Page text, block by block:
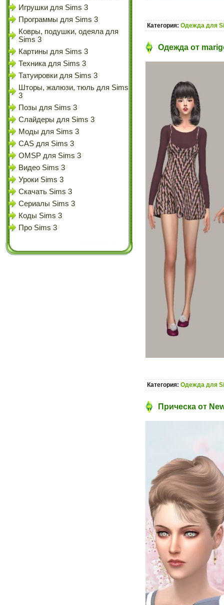
Игрушки для Sims 3
Программы для Sims 3
Ковры, подушки, одеяла для
Sims 3
Картины для Sims 3
Техника для Sims 3
Татуировки для Sims 3
Шторы, жалюзи, тюль для Sims
3
Позы для Sims 3
Слайдеры для Sims 3
Моды для Sims 3
CAS для Sims 3
OMSP для Sims 3
Видео Sims 3
Уроки Sims 3
Скачать Sims 3
Сериалы Sims 3
Коды Sims 3
Про Sims 3
Категория: Одежда для
Одежда от
Категория: Одежда для
Прическа от